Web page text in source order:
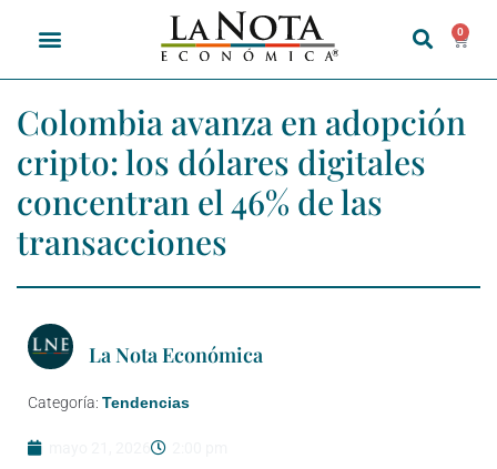
0
Colombia avanza en adopción
cripto: los dólares digitales
concentran el 46% de las
transacciones
La Nota Económica
Categoría: Tendencias